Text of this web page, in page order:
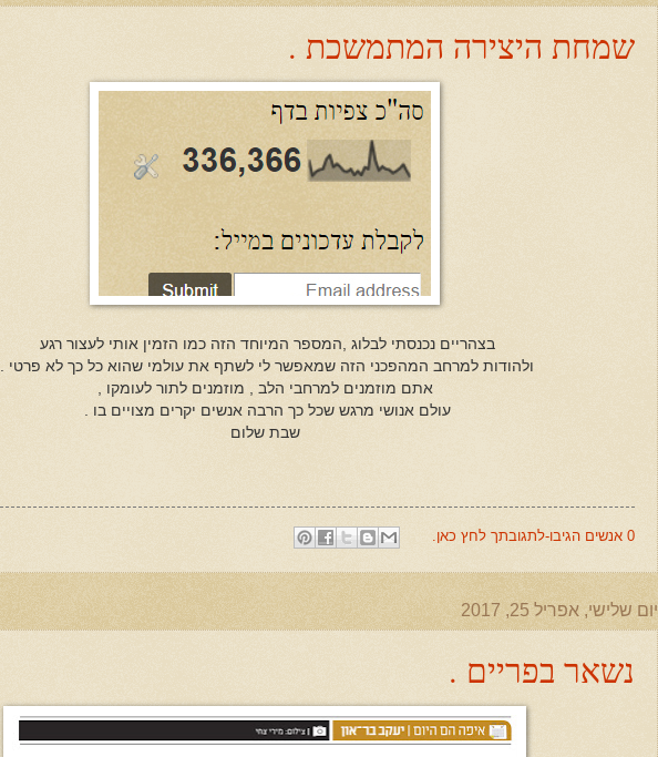
שמחת היצירה המתמשכת .
בצהריים נכנסתי לבלוג ,המספר המיוחד הזה כמו הזמין אותי לעצור רגע
ולהודות למרחב המהפכני הזה שמאפשר לי לשתף את עולמי שהוא כל כך לא פרטי .
אתם מוזמנים למרחבי הלב , מוזמנים לתור לעומקו ,
עולם אנושי מרגש שכל כך הרבה אנשים יקרים מצויים בו .
שבת שלום
0 אנשים הגיבו-לתגובתך לחץ כאן.
יום שלישי, אפריל 25, 2017
נשאר בפריים .